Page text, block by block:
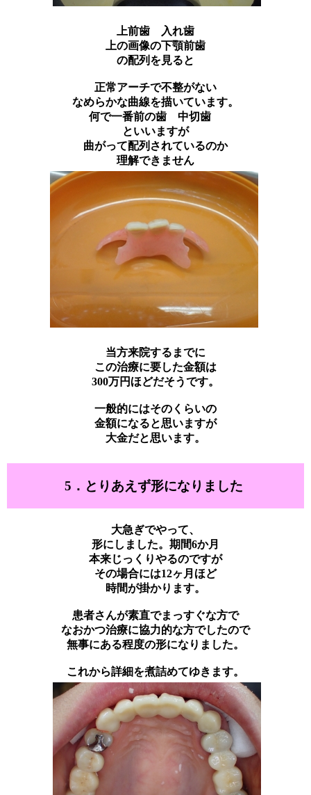
上前歯 入れ歯
上の画像の下顎前歯
の配列を見ると
正常アーチで不整がない
なめらかな曲線を描いています。
何で一番前の歯 中切歯
といいますが
曲がって配列されているのか
理解できません
当方来院するまでに
この治療に要した金額は
300万円ほどだそうです。
一般的にはそのくらいの
金額になると思いますが
大金だと思います。
5．とりあえず形になりました
大急ぎでやって、
形にしました。期間6か月
本来じっくりやるのですが
その場合には12ヶ月ほど
時間が掛かります。
患者さんが素直でまっすぐな方で
なおかつ治療に協力的な方でしたので
無事にある程度の形になりました。
これから詳細を煮詰めてゆきます。